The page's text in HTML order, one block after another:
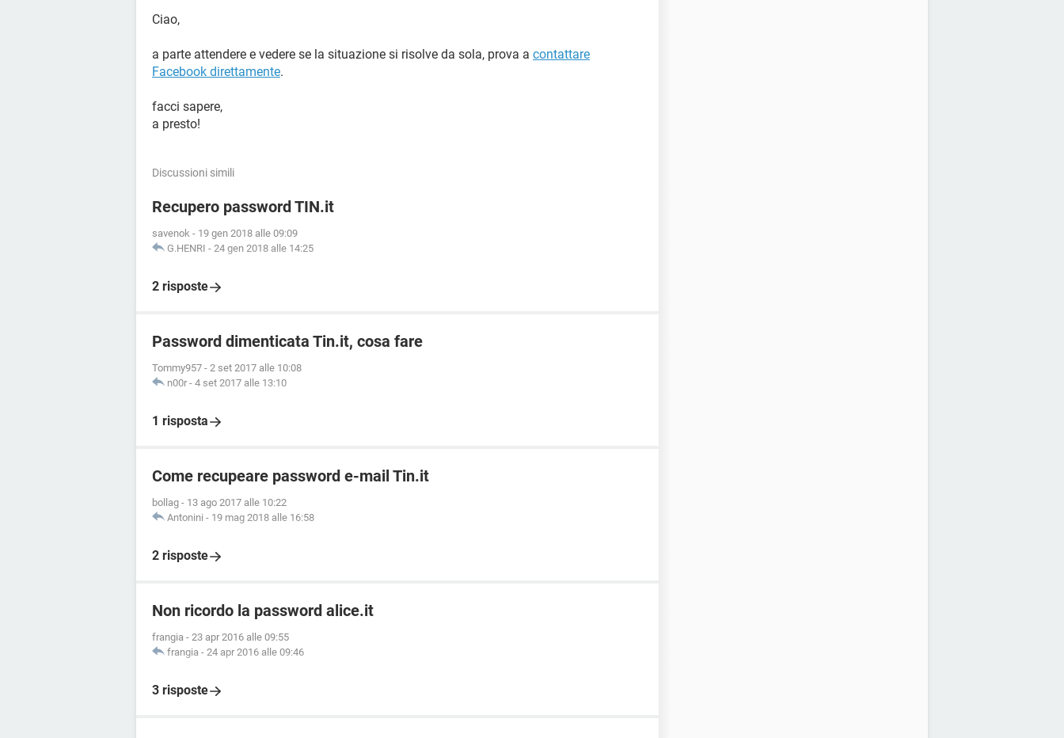
Ciao,
a parte attendere e vedere se la situazione si risolve da sola, prova a contattare
Facebook direttamente.
facci sapere,
a presto!
Discussioni simili
Recupero password TIN.it
savenok - 19 gen 2018 alle 09:09
G.HENRI - 24 gen 2018 alle 14:25
2 risposte
Password dimenticata Tin.it, cosa fare
Tommy957 - 2 set 2017 alle 10:08
n00r - 4 set 2017 alle 13:10
1 risposta
Come recupeare password e-mail Tin.it
bollag - 13 ago 2017 alle 10:22
Antonini - 19 mag 2018 alle 16:58
2 risposte
Non ricordo la password alice.it
frangia - 23 apr 2016 alle 09:55
frangia - 24 apr 2016 alle 09:46
3 risposte